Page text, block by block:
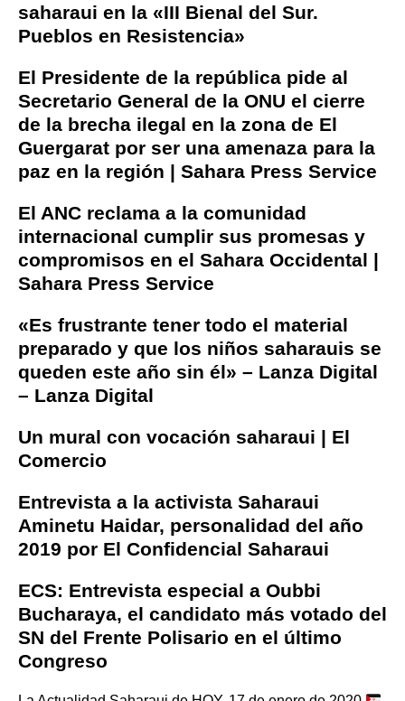
saharaui en la «III Bienal del Sur.
Pueblos en Resistencia»
El Presidente de la república pide al
Secretario General de la ONU el cierre
de la brecha ilegal en la zona de El
Guergarat por ser una amenaza para la
paz en la región | Sahara Press Service
El ANC reclama a la comunidad
internacional cumplir sus promesas y
compromisos en el Sahara Occidental |
Sahara Press Service
«Es frustrante tener todo el material
preparado y que los niños saharauis se
queden este año sin él» – Lanza Digital
– Lanza Digital
Un mural con vocación saharaui | El
Comercio
Entrevista a la activista Saharaui
Aminetu Haidar, personalidad del año
2019 por El Confidencial Saharaui
ECS: Entrevista especial a Oubbi
Bucharaya, el candidato más votado del
SN del Frente Polisario en el último
Congreso